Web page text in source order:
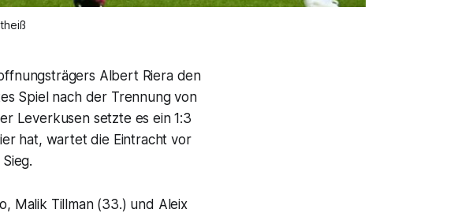
Albert Riera den
Spiel nach der Trennung von
Leverkusen setzte es ein 1:3
hat, wartet die Eintracht vor
Malik Tillman (33.) und Aleix